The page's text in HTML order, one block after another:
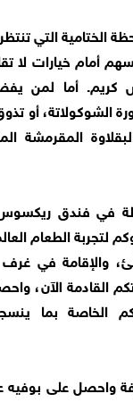
الختامية التي
أمام خيارات لا
كريم. أما لمن
الشوكولاتة، أو
المقرمشة
في فندق ريكسوس
لتجربة الطعام
والإقامة في غرف
القادمة الآن،
الخاصة بما
واحصل على بوفيه